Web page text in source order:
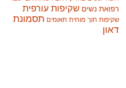
רפואת נשים שקיפות עורפית
שקיפות תוך מוחית תאומים תסמונת
דאון